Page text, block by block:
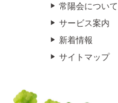
常陽会について
サービス案内
新着情報
サイトマップ